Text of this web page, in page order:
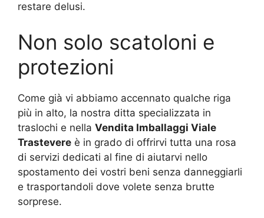
restare delusi.
Non solo scatoloni e
protezioni
Come già vi abbiamo accennato qualche riga
più in alto, la nostra ditta specializzata in
traslochi e nella Vendita Imballaggi Viale
Trastevere è in grado di offrirvi tutta una rosa
di servizi dedicati al fine di aiutarvi nello
spostamento dei vostri beni senza danneggiarli
e trasportandoli dove volete senza brutte
sorprese.